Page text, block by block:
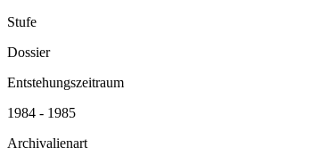
Stufe
Dossier
Entstehungszeitraum
1984 - 1985
Archivalienart